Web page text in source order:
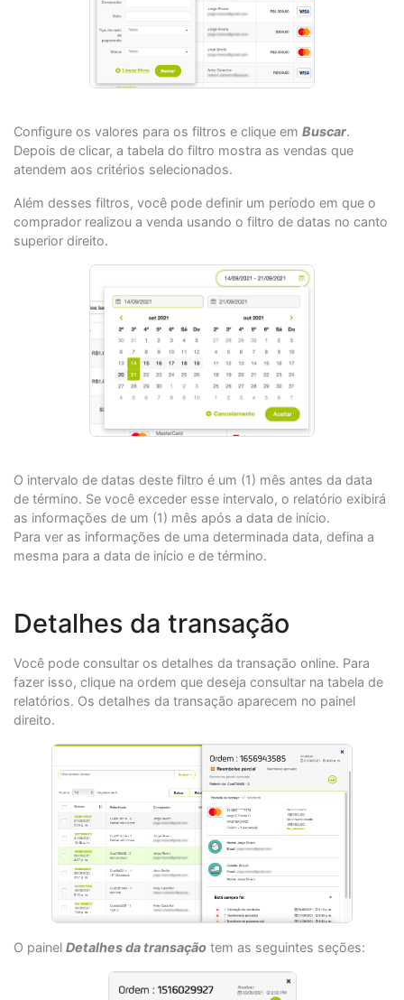
Configure os valores para os filtros e clique em Buscar.
Depois de clicar, a tabela do filtro mostra as vendas que
atendem aos critérios selecionados.
Além desses filtros, você pode definir um período em que o
comprador realizou a venda usando o filtro de datas no canto
superior direito.
O intervalo de datas deste filtro é um (1) mês antes da data
de término. Se você exceder esse intervalo, o relatório exibirá
as informações de um (1) mês após a data de início.
Para ver as informações de uma determinada data, defina a
mesma para a data de início e de término.
Detalhes da transação
Você pode consultar os detalhes da transação online. Para
fazer isso, clique na ordem que deseja consultar na tabela de
relatórios. Os detalhes da transação aparecem no painel
direito.
O painel Detalhes da transação tem as seguintes seções: